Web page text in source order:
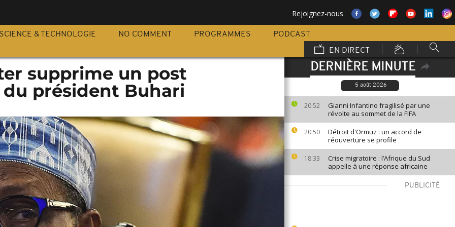
Rejoignez-nous
SCIENCE & TECHNOLOGIE NO COMMENT PROGRAMMES
PODCAST
EN DIRECT
DERNIÈRE MINUTE
5 août 2026
20:52
Gianni Infantino fragilisé par une
révolte au sommet de la FIFA
20:50
Détroit d'Ormuz : un accord de
réouverture se profile
18:33
Crise migratoire : l’Afrique du Sud
appelle à une réponse africaine
PUBLICITÉ
supprime un post
président Buhari